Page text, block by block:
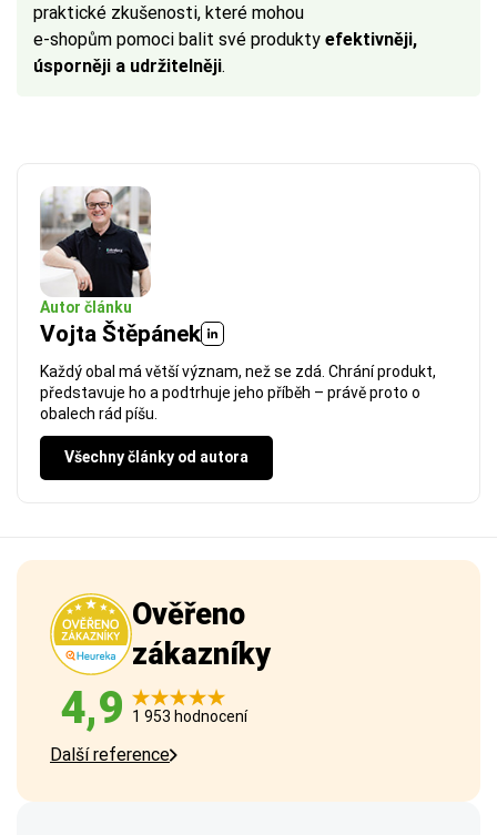
praktické zkušenosti, které mohou
e-shopům pomoci balit své produkty efektivněji,
úsporněji a udržitelněji.
Autor článku
Vojta Štěpánek
Každý obal má větší význam, než se zdá. Chrání produkt,
představuje ho a podtrhuje jeho příběh – právě proto o
obalech rád píšu.
Všechny články od autora
Ověřeno
zákazníky
4,9 1 953 hodnocení
Další reference